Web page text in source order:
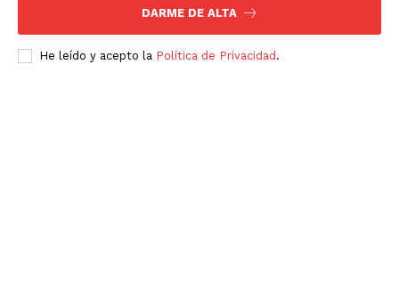
DARME DE ALTA
He leído y acepto la Política de Privacidad .